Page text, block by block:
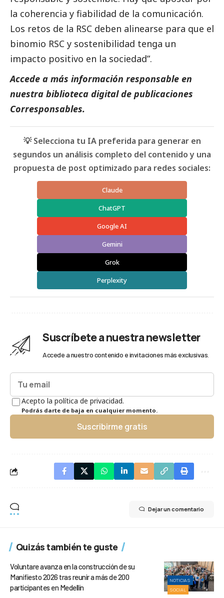
la coherencia y fiabilidad de la comunicación.
Los retos de la RSC deben alinearse para que el
binomio RSC y sostenibilidad tenga un
impacto positivo en la sociedad”.
Accede a más información responsable en
nuestra biblioteca digital de publicaciones
Corresponsables.
💡 Selecciona tu IA preferida para generar en
segundos un análisis completo del contenido y una
propuesta de post optimizado para redes sociales:
Claude
ChatGPT
Google AI
Gemini
Grok
Perplexity
Suscríbete a nuestra newsletter
Accede a nuestro contenido e invitaciones más exclusivas.
Acepto la política de privacidad.
Podrás darte de baja en cualquier momento.
Suscribirme gratis
Dejar un comentario
Quizás también te guste
NOTICIAS
SOCIAL
Voluntare avanza en la construcción de su
Manifiesto 2026 tras reunir a más de 200
participantes en Medellín